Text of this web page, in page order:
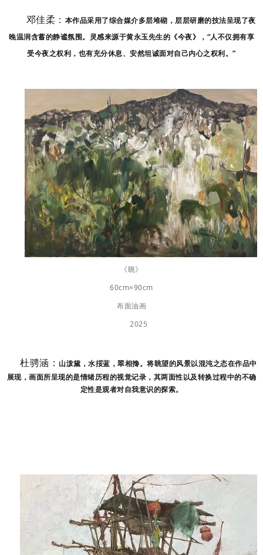
邓佳柔： 本作品采用了综合媒介多层堆砌，层层研磨的技法呈现了夜
晚温润含蓄的静谧氛围。灵感来源于黄永玉先生的《今夜》，“人不仅拥有享
受今夜之权利，也有充分休息、安然坦诚面对自己内心之权利。”
《眺》
60cm×90cm
布面油画
2025
杜骋涵： 山泼黛，水挼蓝，翠相搀。将眺望的风景以混沌之态在作品中
展现，画面所呈现的是情绪历程的视觉记录，其两面性以及转换过程中的不确
定性是观者对自我意识的探索。